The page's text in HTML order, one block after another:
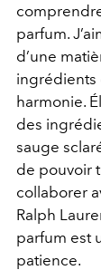
parfum.
d’une
ingrédients
harmonie.
des
sauge
de pouvoir
collaborer
Ralph
parfum est
patience.